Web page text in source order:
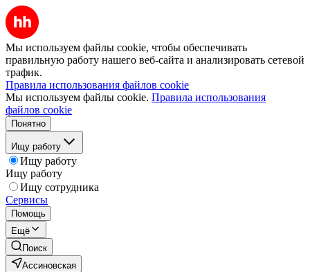
Мы используем файлы cookie, чтобы обеспечивать
правильную работу нашего веб-сайта и анализировать сетевой
трафик.
Правила использования файлов cookie
Мы используем файлы cookie. Правила использования
файлов cookie
Понятно
Ищу работу
Ищу работу
Ищу работу
Ищу сотрудника
Сервисы
Помощь
Ещё
Поиск
Ассиновская